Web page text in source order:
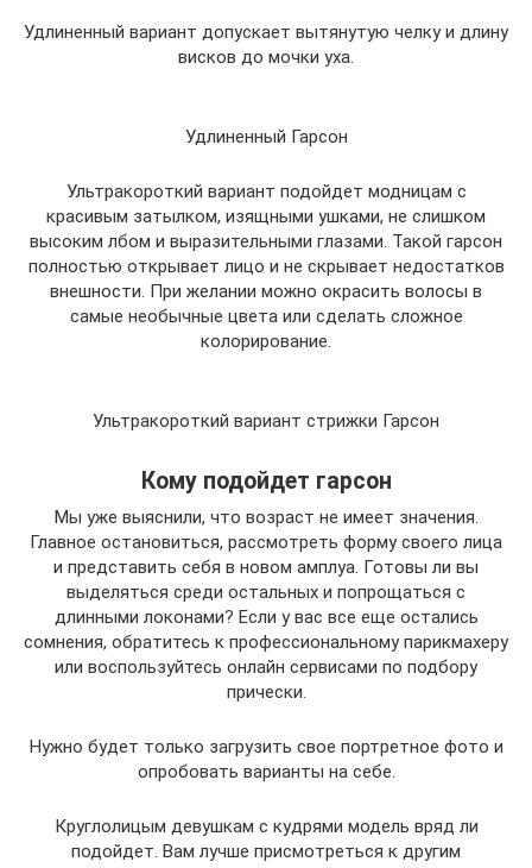
Удлиненный вариант допускает вытянутую челку и длину
висков до мочки уха.
Удлиненный Гарсон
Ультракороткий вариант подойдет модницам с
красивым затылком, изящными ушками, не слишком
высоким лбом и выразительными глазами. Такой гарсон
полностью открывает лицо и не скрывает недостатков
внешности. При желании можно окрасить волосы в
самые необычные цвета или сделать сложное
колорирование.
Ультракороткий вариант стрижки Гарсон
Кому подойдет гарсон
Мы уже выяснили, что возраст не имеет значения.
Главное остановиться, рассмотреть форму своего лица
и представить себя в новом амплуа. Готовы ли вы
выделяться среди остальных и попрощаться с
длинными локонами? Если у вас все еще остались
сомнения, обратитесь к профессиональному парикмахеру
или воспользуйтесь онлайн сервисами по подбору
прически.
Нужно будет только загрузить свое портретное фото и
опробовать варианты на себе.
Круглолицым девушкам с кудрями модель вряд ли
подойдет. Вам лучше присмотреться к другим